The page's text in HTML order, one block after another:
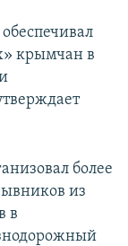
крымчан в
более
из
в